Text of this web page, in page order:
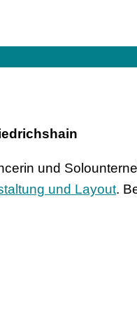
und
und Layout.